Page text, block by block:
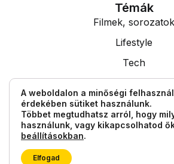
Témák
Filmek, sorozatok
Lifestyle
Tech
Egyéb
Impresszum
Általános Szerződési
A weboldalon a minőségi
érdekében sütiket használunk.
Többet megtudhatsz arról, hogy
használunk, vagy kikapcsolhatod
beállításokban.
Elfogad